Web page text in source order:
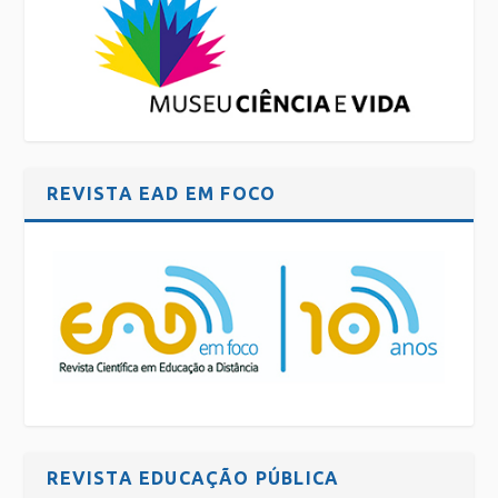
REVISTA EAD EM FOCO
REVISTA EDUCAÇÃO PÚBLICA